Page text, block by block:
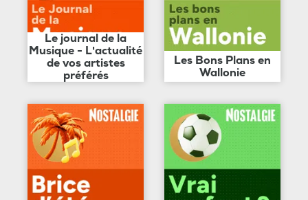
Le journal de la
Musique - L'actualité
de vos artistes
préférés
Les Bons Plans en
Wallonie